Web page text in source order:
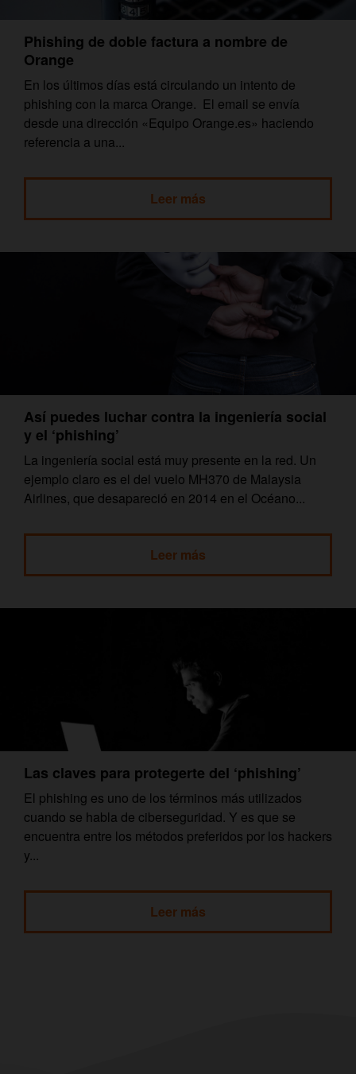
Phishing de doble factura a nombre de
Orange
En los últimos días está circulando un intento de
phishing con la marca Orange. El email se envía
desde una dirección «Equipo Orange.es» haciendo
referencia a una...
Leer más
Así puedes luchar contra la ingeniería social
y el ‘phishing’
La ingeniería social está muy presente en la red. Un
ejemplo claro es el del vuelo MH370 de Malaysia
Airlines, que desapareció en 2014 en el Océano...
Leer más
Las claves para protegerte del ‘phishing’
El phishing es uno de los términos más utilizados
cuando se habla de ciberseguridad. Y es que se
encuentra entre los métodos preferidos por los hackers
y...
Leer más